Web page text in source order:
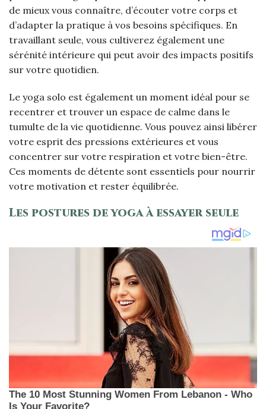
de mieux vous connaître, d’écouter votre corps et
d’adapter la pratique à vos besoins spécifiques. En
travaillant seule, vous cultiverez également une
sérénité intérieure qui peut avoir des impacts positifs
sur votre quotidien.
Le yoga solo est également un moment idéal pour se
recentrer et trouver un espace de calme dans le
tumulte de la vie quotidienne. Vous pouvez ainsi libérer
votre esprit des pressions extérieures et vous
concentrer sur votre respiration et votre bien-être.
Ces moments de détente sont essentiels pour nourrir
votre motivation et rester équilibrée.
Les postures de yoga à essayer seule